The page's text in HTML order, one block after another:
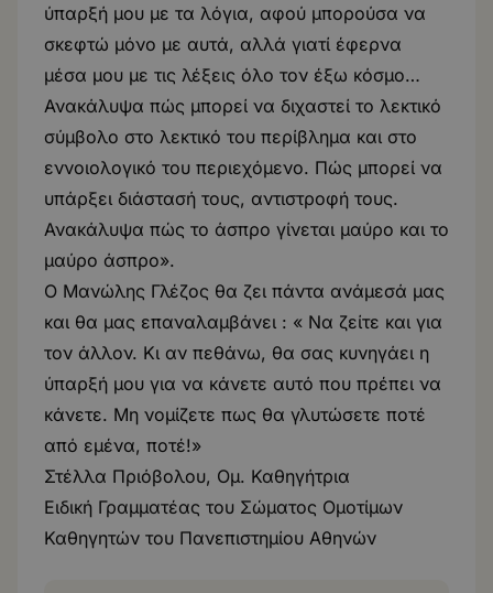
ύπαρξή μου με τα λόγια, αφού μπορούσα να
σκεφτώ μόνο με αυτά, αλλά γιατί έφερνα
μέσα μου με τις λέξεις όλο τον έξω κόσμο…
Ανακάλυψα πώς μπορεί να διχαστεί το λεκτικό
σύμβολο στο λεκτικό του περίβλημα και στο
εννοιολογικό του περιεχόμενο. Πώς μπορεί να
υπάρξει διάστασή τους, αντιστροφή τους.
Ανακάλυψα πώς το άσπρο γίνεται μαύρο και το
μαύρο άσπρο».
Ο Μανώλης Γλέζος θα ζει πάντα ανάμεσά μας
και θα μας επαναλαμβάνει : « Να ζείτε και για
τον άλλον. Κι αν πεθάνω, θα σας κυνηγάει η
ύπαρξή μου για να κάνετε αυτό που πρέπει να
κάνετε. Μη νομίζετε πως θα γλυτώσετε ποτέ
από εμένα, ποτέ!»
Στέλλα Πριόβολου, Ομ. Καθηγήτρια
Ειδική Γραμματέας του Σώματος Ομοτίμων
Καθηγητών του Πανεπιστημίου Αθηνών